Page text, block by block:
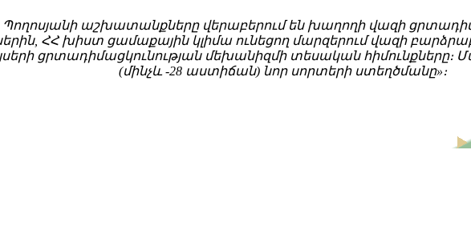
Պողոսյանի աշխատանքները վերաբերում են խաղողի վազի
ՀՀ խիստ ցամաքային կլիմա ունեցող մարզերում վազի
ցրտադիմացկունության մեխանիզմի տեսական
(մինչև -28 աստիճան) նոր սորտերի ստեղծմանը»։